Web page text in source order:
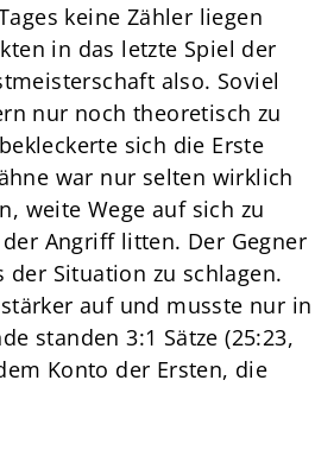
keine Zähler liegen
in das letzte Spiel der
also. Soviel
nur noch theoretisch zu
sich die Erste
war nur selten wirklich
weite Wege auf sich zu
Angriff litten. Der Gegner
Situation zu schlagen.
auf und musste nur in
standen 3:1 Sätze (25:23,
Konto der Ersten, die